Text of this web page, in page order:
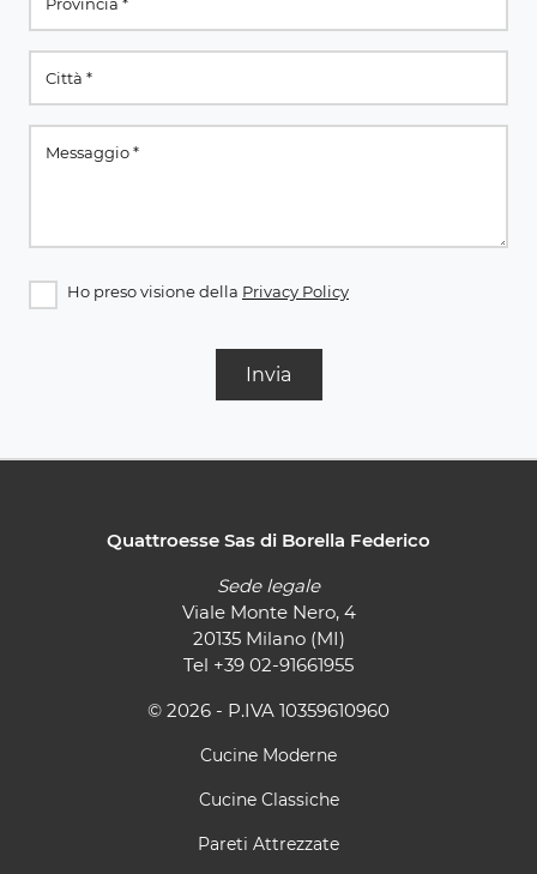
Ho preso visione della Privacy Policy
Invia
Quattroesse Sas di Borella Federico
Sede legale
Viale Monte Nero, 4
20135 Milano (MI)
Tel +39 02-91661955
© 2026 - P.IVA 10359610960
Cucine Moderne
Cucine Classiche
Pareti Attrezzate